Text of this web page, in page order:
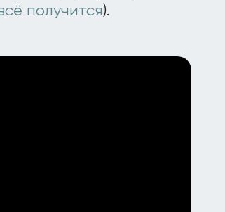
получится).